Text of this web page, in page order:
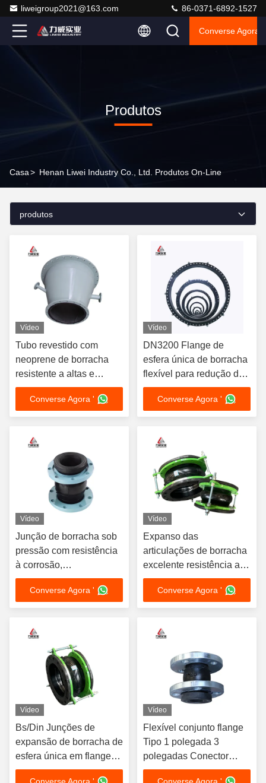
liweigroup2021@163.com 86-0371-6892-1527
Converse Agora
Produtos
Casa> Henan Liwei Industry Co., Ltd. Produtos On-Line
produtos
Vídeo
Tubo revestido com
neoprene de borracha
resistente a altas e
baixas temperaturas
Grande diâmetro
Converse Agora '
Vídeo
DN3200 Flange de
esfera única de borracha
flexível para redução de
ruído
Converse Agora '
Vídeo
Junção de borracha sob
pressão com resistência
à corrosão,
amortecimento das
vibrações Nr/Epdm Pn6-
Pn40
Converse Agora '
Vídeo
Expanso das
articulações de borracha
excelente resistência ao
óleo grande diâmetro
Converse Agora '
Vídeo
Bs/Din Junções de
expansão de borracha de
esfera única em flange
flexíveis
Vídeo
Flexível conjunto flange
Tipo 1 polegada 3
polegadas Conector
Água Ácido Óleo